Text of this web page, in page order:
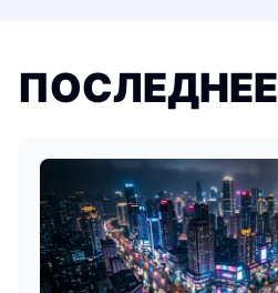
ПОСЛЕДНЕЕ